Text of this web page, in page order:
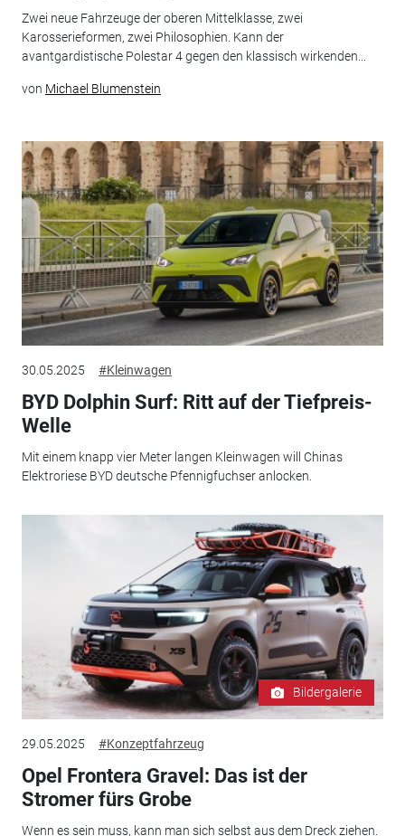
Zwei neue Fahrzeuge der oberen Mittelklasse, zwei
Karosserieformen, zwei Philosophien. Kann der
avantgardistische Polestar 4 gegen den klassisch wirkenden...
von Michael Blumenstein
30.05.2025 #Kleinwagen
BYD Dolphin Surf: Ritt auf der Tiefpreis-
Welle
Mit einem knapp vier Meter langen Kleinwagen will Chinas
Elektroriese BYD deutsche Pfennigfuchser anlocken.
Bildergalerie
29.05.2025 #Konzeptfahrzeug
Opel Frontera Gravel: Das ist der
Stromer fürs Grobe
Wenn es sein muss, kann man sich selbst aus dem Dreck ziehen.